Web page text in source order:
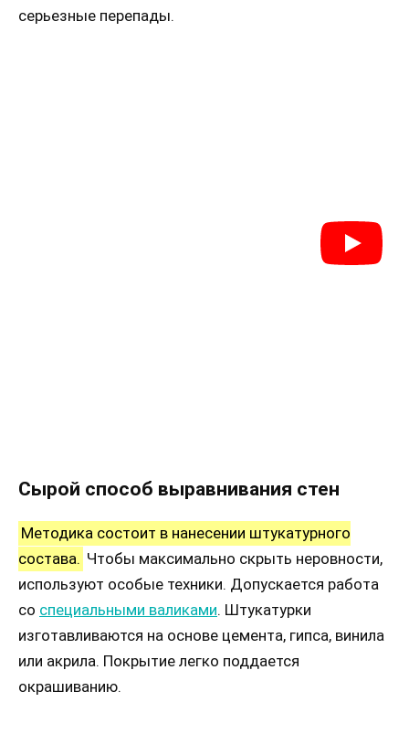
серьезные перепады.
Сырой способ выравнивания стен
Методика состоит в нанесении штукатурного
состава. Чтобы максимально скрыть неровности,
используют особые техники. Допускается работа
со специальными валиками. Штукатурки
изготавливаются на основе цемента, гипса, винила
или акрила. Покрытие легко поддается
окрашиванию.